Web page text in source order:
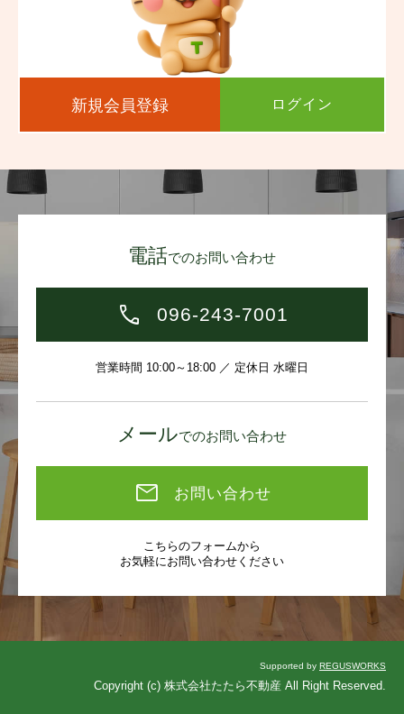
新規会員登録 ログイン
電話でのお問い合わせ
096-243-7001
営業時間 10:00～18:00 ／ 定休日 水曜日
メールでのお問い合わせ
お問い合わせ
こちらのフォームから
お気軽にお問い合わせください
Supported by REGUSWORKS
Copyright (c) 株式会社たたら不動産 All Right Reserved.